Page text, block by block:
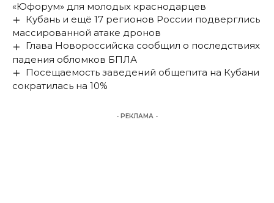
«Юфорум» для молодых краснодарцев
Кубань и ещё 17 регионов России подверглись
массированной атаке дронов
Глава Новороссийска сообщил о последствиях
падения обломков БПЛА
Посещаемость заведений общепита на Кубани
сократилась на 10%
- РЕКЛАМА -